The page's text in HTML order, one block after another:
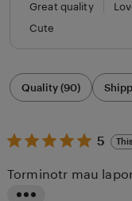
Great quality
Cute
Filter
by
category
Quality (90)
5
out
5
stars
5
Torminotr mau